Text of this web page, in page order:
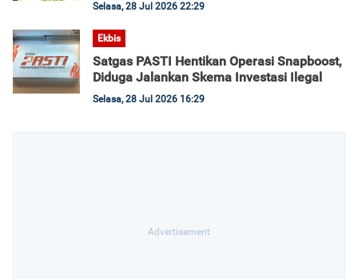
Selasa, 28 Jul 2026 22:29
Ekbis
Satgas PASTI Hentikan Operasi Snapboost,
Diduga Jalankan Skema Investasi Ilegal
Selasa, 28 Jul 2026 16:29